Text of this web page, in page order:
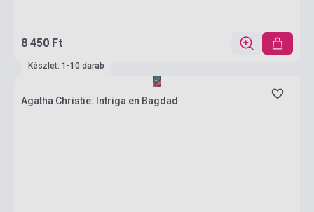
8 450 Ft
Készlet: 1-10 darab
Agatha Christie: Intriga en Bagdad